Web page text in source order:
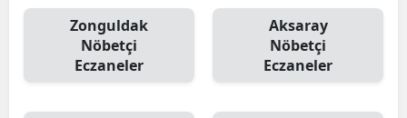
Zonguldak
Nöbetçi
Eczaneler
Aksaray
Nöbetçi
Eczaneler